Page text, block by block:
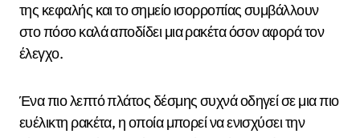
της κεφαλής και το σημείο ισορροπίας συμβάλλουν
στο πόσο καλά αποδίδει μια ρακέτα όσον αφορά τον
έλεγχο.
Ένα πιο λεπτό πλάτος δέσμης συχνά οδηγεί σε μια πιο
ευέλικτη ρακέτα, η οποία μπορεί να ενισχύσει την